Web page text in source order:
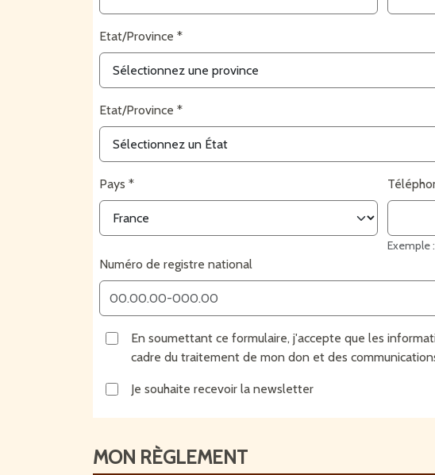
Etat/Province
Etat/Province
Pays
Exemple
Numéro de registre national
En soumettant ce formulaire, j'accepte que les
cadre du traitement de mon don et des
Je souhaite recevoir la newsletter
MON RÈGLEMENT